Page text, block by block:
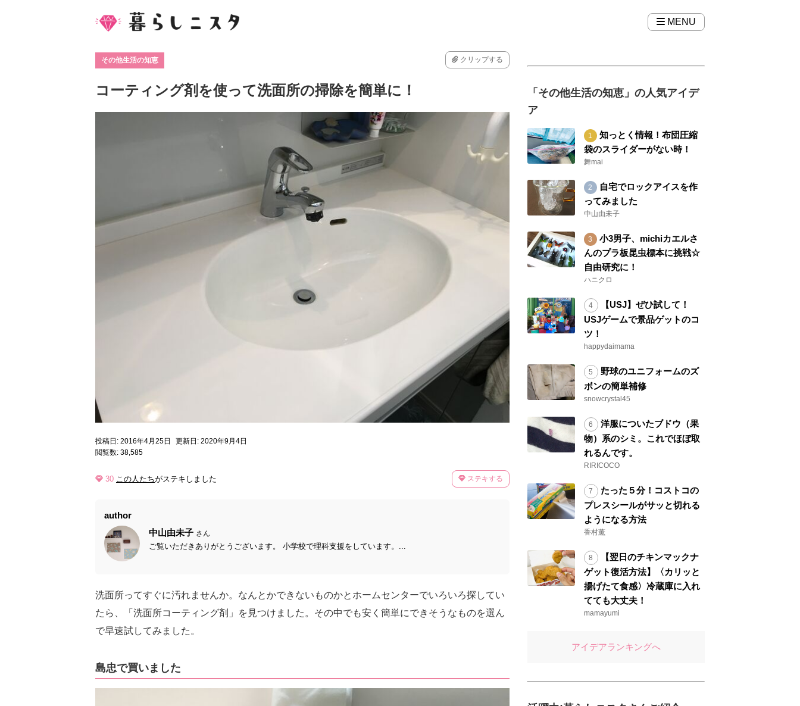
MENU
その他生活の知恵 クリップする
コーティング剤を使って洗面所の掃除を簡単に！
投稿日: 2016年4月25日
更新日: 2020年9月4日
閲覧数: 38,585
30 この人たちがステキしました ステキする
author
中山由未子 さん
ご覧いただきありがとうございます。 小学校で理科支援をしています。...
洗面所ってすぐに汚れませんか。なんとかできないものかとホームセンターでいろいろ探してい
たら、「洗面所コーティング剤」を見つけました。その中でも安く簡単にできそうなものを選ん
で早速試してみました。
島忠で買いました
「その他生活の知恵」の人気アイデ
ア
知っとく情報！布団圧縮
袋のスライダーがない時！
舞mai
自宅でロックアイスを作
ってみました
中山由未子
小3男子、michiカエルさ
んのプラ板昆虫標本に挑戦☆
自由研究に！
ハニクロ
【USJ】ぜひ試して！
USJゲームで景品ゲットのコ
ツ！
happydaimama
野球のユニフォームのズ
ボンの簡単補修
snowcrystal45
洋服についたブドウ（果
物）系のシミ。これでほぼ取
れるんです。
RIRICOCO
たった５分！コストコの
プレスシールがサッと切れる
ようになる方法
香村薫
【翌日のチキンマックナ
ゲット復活方法】〈カリッと
揚げたて食感〉冷蔵庫に入れ
てても大丈夫！
mamayumi
アイデアランキングへ